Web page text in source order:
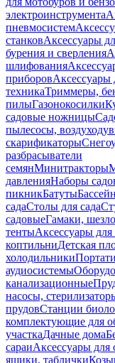
электроинструмента
пневмосистем
станковАксессуары
бурения и сверления
шлифования
приборовАксессуары
техникаТриммеры,
пилыГазонокосилки
садовые ножницы
пылесосы,
скарификаторы
разбрасыватели
семянМинитракторы
давленияНаборы
пикникБатуты
садаСтолы для сада
садовыеГамаки,
тентыАксессуары
коптильниДетская
холодильники
аудиосистемы
канализационные
насосы,
прудовСтанции
комплектующие для
участкаДачные дома
сараиАксессуары для
ящики, таблички